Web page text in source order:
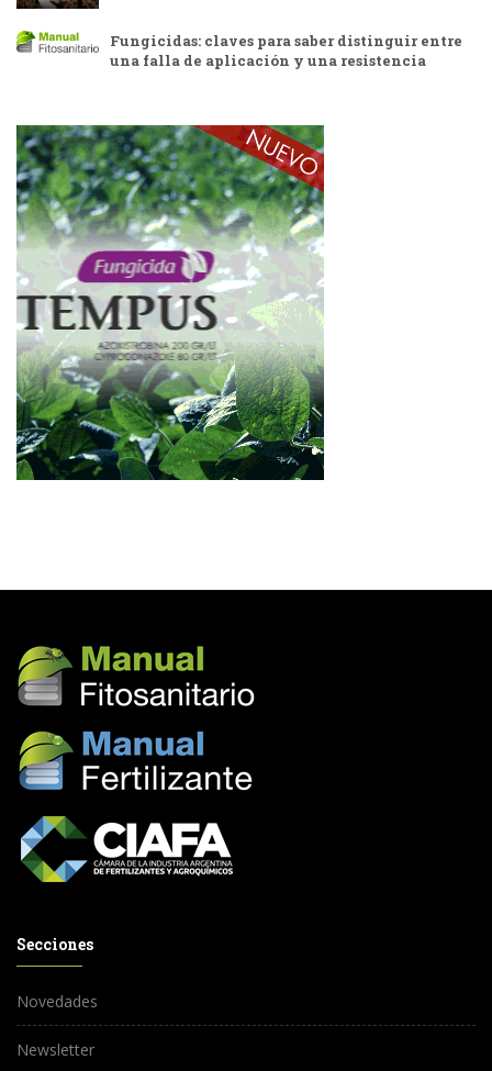
Fungicidas: claves para saber distinguir entre
una falla de aplicación y una resistencia
Secciones
Novedades
Newsletter